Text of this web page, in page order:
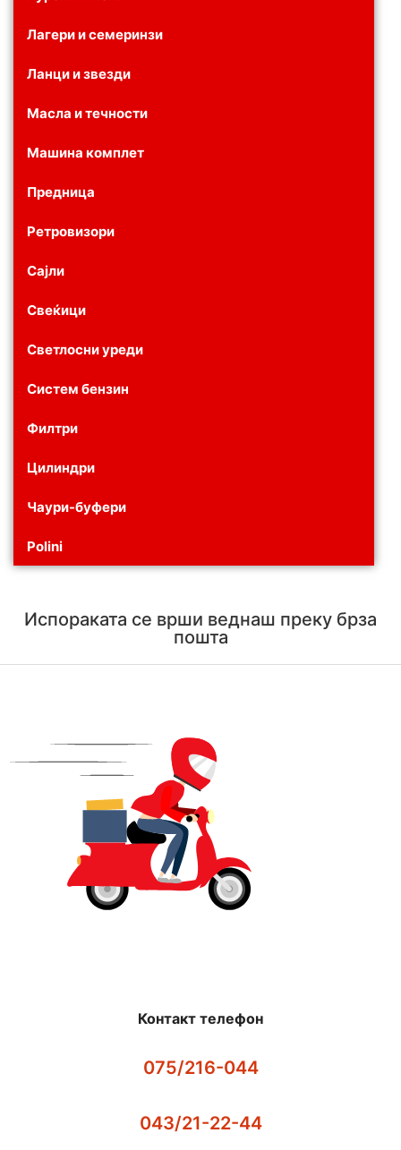
Лагери и семеринзи
Ланци и звезди
Масла и течности
Машина комплет
Предница
Ретровизори
Сајли
Свеќици
Светлосни уреди
Систем бензин
Филтри
Цилиндри
Чаури-буфери
Polini
Испораката се врши веднаш преку брза
пошта
Контакт телефон
075/216-044
043/21-22-44